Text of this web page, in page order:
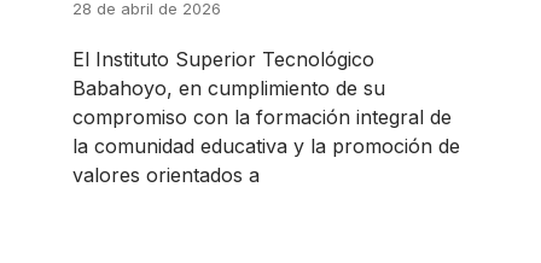
28 de abril de 2026
El Instituto Superior Tecnológico
Babahoyo, en cumplimiento de su
compromiso con la formación integral de
la comunidad educativa y la promoción de
valores orientados a